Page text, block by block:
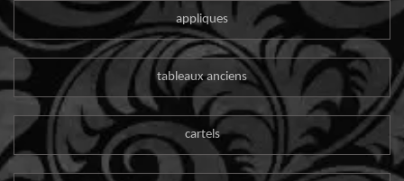
appliques
tableaux anciens
cartels